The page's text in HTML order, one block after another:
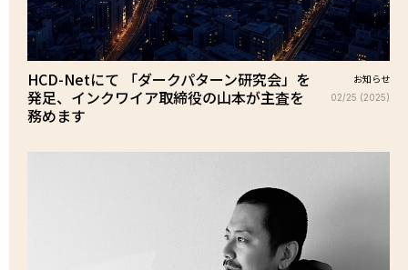
HCD-Netにて 「ダークパターン研究会」を
発足、インクワイア取締役の山本が主査を
務めます
お知らせ
02/25 (2025)